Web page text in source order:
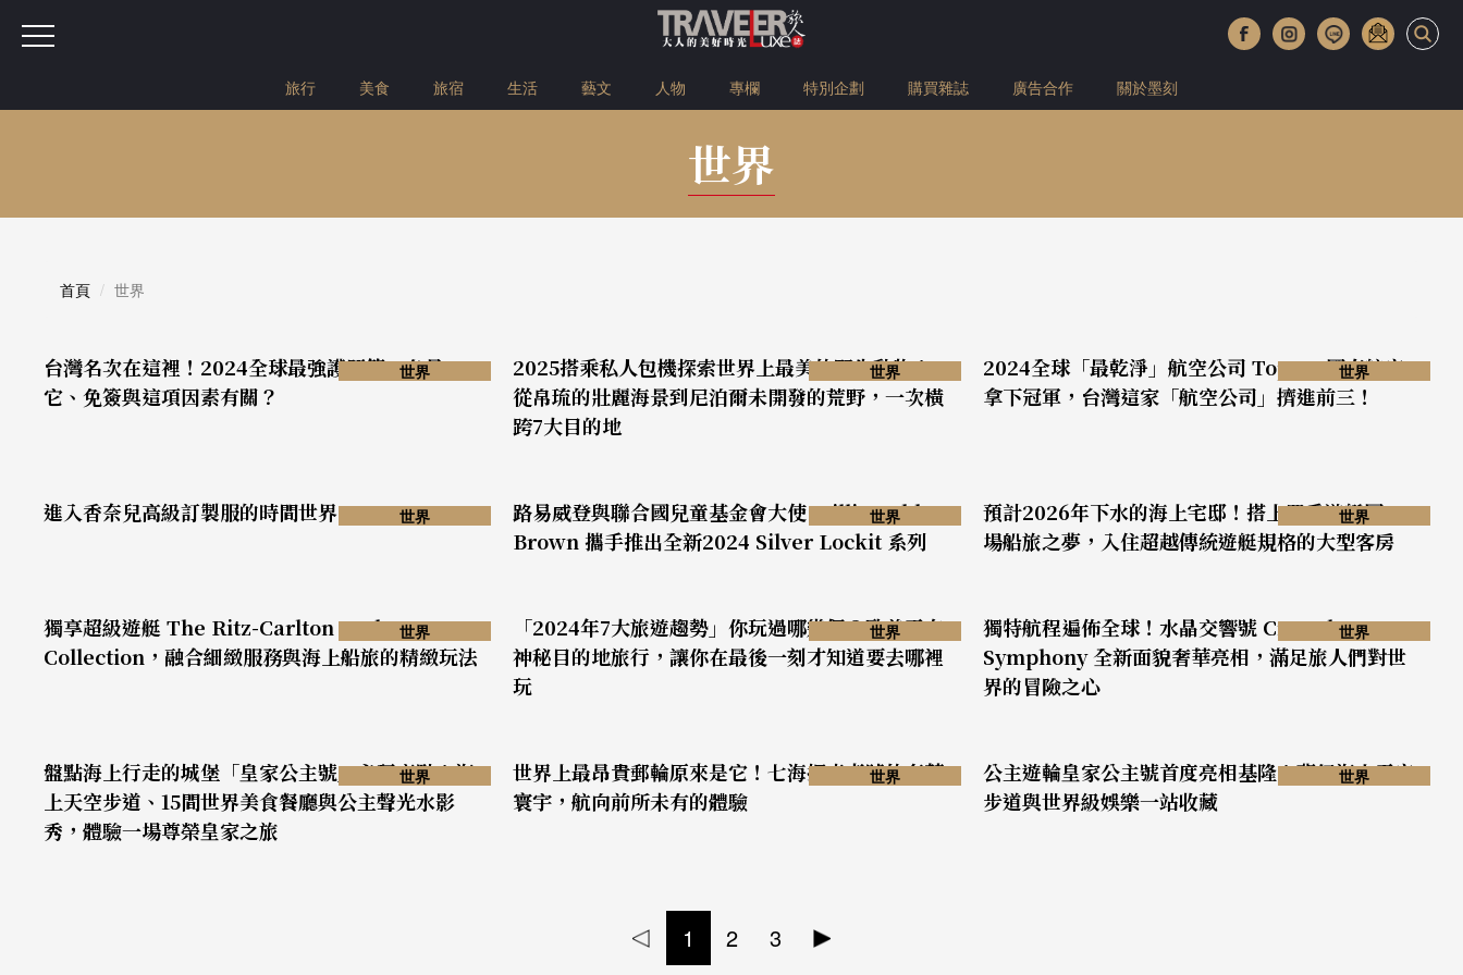
旅行 美食 旅宿 生活 藝文 人物 專欄 特別企劃 購買雜誌 廣告合作 關於墨刻
世界
首頁 世界
台灣名次在這裡！2024全球最強護照第一名是
它、免簽與這項因素有關？
世界
2025搭乘私人包機探索世界上最美的野生動物！
從帛琉的壯麗海景到尼泊爾未開發的荒野，一次橫
跨7大目的地
世界
2024全球「最乾淨」航空公司 Top 5：國泰航空
拿下冠軍，台灣這家「航空公司」擠進前三！
世界
進入香奈兒高級訂製服的時間世界 世界
路易威登與聯合國兒童基金會大使 Millie Bobby
Brown 攜手推出全新2024 Silver Lockit 系列
世界
預計2026年下水的海上宅邸！搭上四季遊艇圓一
場船旅之夢，入住超越傳統遊艇規格的大型客房
世界
獨享超級遊艇 The Ritz-Carlton Yacht
Collection，融合細緻服務與海上船旅的精緻玩法
世界
「2024年7大旅遊趨勢」你玩過哪幾個？歐美正夯
神秘目的地旅行，讓你在最後一刻才知道要去哪裡
玩
世界
獨特航程遍佈全球！水晶交響號 Crystal
Symphony 全新面貌奢華亮相，滿足旅人們對世
界的冒險之心
世界
盤點海上行走的城堡「皇家公主號」必玩亮點！海
上天空步道、15間世界美食餐廳與公主聲光水影
秀，體驗一場尊榮皇家之旅
世界
世界上最昂貴郵輪原來是它！七海探索者號的奢華
寰宇，航向前所未有的體驗
世界
公主遊輪皇家公主號首度亮相基隆！夢幻海上天空
步道與世界級娛樂一站收藏
世界
1 2 3